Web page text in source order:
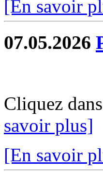
[En savoir
07.05.2026
Cliquez
savoir plus]
[En savoir